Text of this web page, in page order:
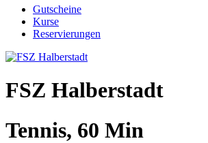
Gutscheine
Kurse
Reservierungen
FSZ Halberstadt
Tennis, 60 Min